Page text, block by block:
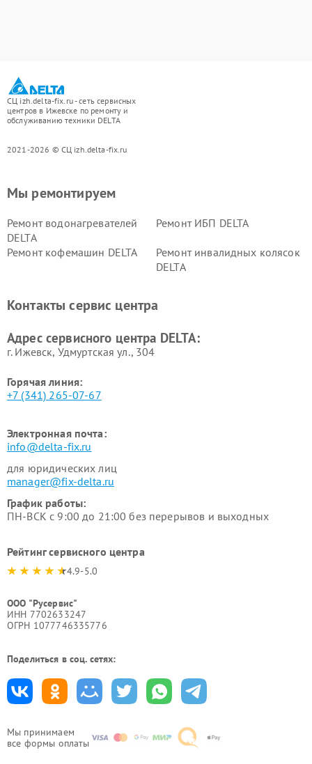
СЦ izh.delta-fix.ru - сеть сервисных
центров в Ижевске по ремонту и
обслуживанию техники DELTA
2021-2026 © СЦ izh.delta-fix.ru
Мы принимаем
все формы оплаты
Мы ремонтируем
Ремонт водонагревателей
DELTA
Ремонт ИБП DELTA
Ремонт кофемашин DELTA
Ремонт инвалидных колясок
DELTA
Контакты сервис центра
Адрес сервисного центра DELTA:
г. Ижевск, Удмуртская ул., 304
Горячая линия:
+7 (341) 265-07-67
Электронная почта:
info@delta-fix.ru
для юридических лиц
manager@fix-delta.ru
График работы:
ПН-ВСК с 9:00 до 21:00 без перерывов и выходных
Рейтинг сервисного центра
4.9-5.0
ООО "Русервис"
ИНН 7702633247
ОГРН 1077746335776
Поделиться в соц. сетях: